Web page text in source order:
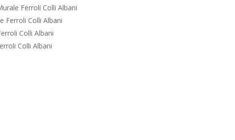
Ferroli Colli Albani
Ferroli Colli Albani
Colli Albani
Colli Albani